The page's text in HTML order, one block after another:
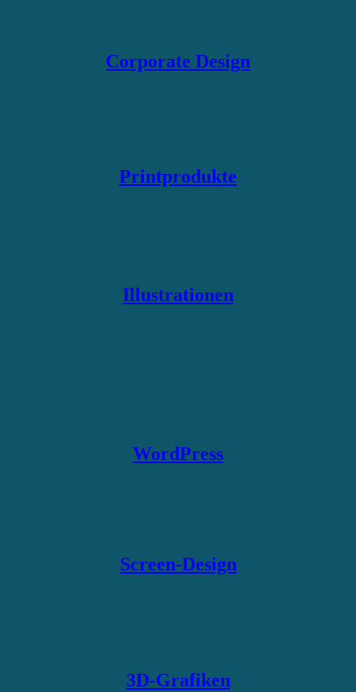
Corporate Design
Printprodukte
Illustrationen
WordPress
Screen-Design
3D-Grafiken